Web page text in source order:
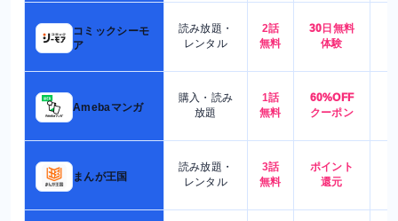
コミックシーモ
ア
読み放題・
レンタル
2話
無料
30日無料
体験
Amebaマンガ
購入・読み
放題
1話
無料
60%OFF
クーポン
まんが王国
読み放題・
レンタル
3話
無料
ポイント
還元